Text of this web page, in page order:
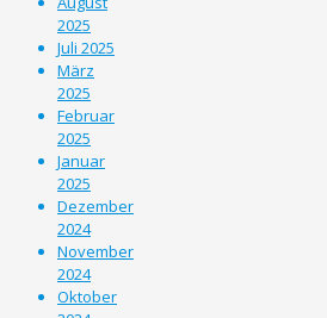
2025
Juli 2025
März
2025
Februar
2025
Januar
2025
Dezember
2024
November
2024
Oktober